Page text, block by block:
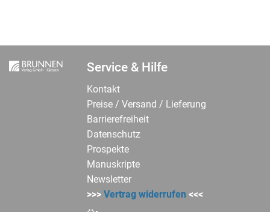
Service & Hilfe
Kontakt
Preise / Versand / Lieferung
Barrierefreiheit
Datenschutz
Prospekte
Manuskripte
Newsletter
>>>Vertrag widerrufen <<<